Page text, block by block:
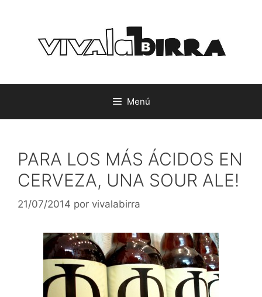
contenido
Menú
PARA LOS MÁS ÁCIDOS EN
CERVEZA, UNA SOUR ALE!
21/07/2014 por vivalabirra